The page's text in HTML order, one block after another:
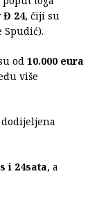
24, čiji su
Spudić).
od 10.000 eura
više
i 24sata, a